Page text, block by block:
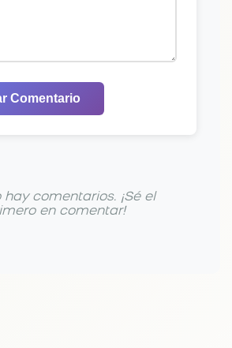
Comentario
hay comentarios. ¡Sé el
en comentar!